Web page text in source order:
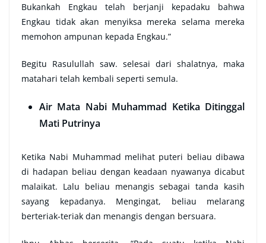
Bukankah Engkau telah berjanji kepadaku bahwa
Engkau tidak akan menyiksa mereka selama mereka
memohon ampunan kepada Engkau.”
Begitu Rasulullah saw. selesai dari shalatnya, maka
matahari telah kembali seperti semula.
Air Mata Nabi Muhammad Ketika Ditinggal
Mati Putrinya
Ketika Nabi Muhammad melihat puteri beliau dibawa
di hadapan beliau dengan keadaan nyawanya dicabut
malaikat. Lalu beliau menangis sebagai tanda kasih
sayang kepadanya. Mengingat, beliau melarang
berteriak-teriak dan menangis dengan bersuara.